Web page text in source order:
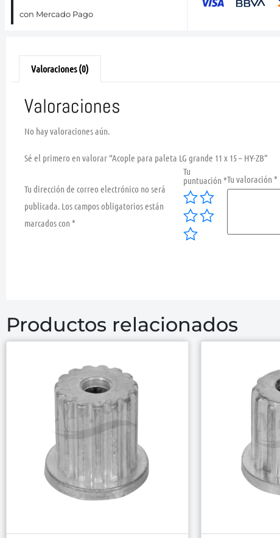
con Mercado Pago
Valoraciones (0)
Valoraciones
No hay valoraciones aún.
Sé el primero en valorar “Acople para paleta LG grande 11 x 15 – HY-ZB”
Tu dirección de correo electrónico no será
publicada. Los campos obligatorios están
marcados con *
Tu
puntuación*Tu valoración*
Productos relacionados